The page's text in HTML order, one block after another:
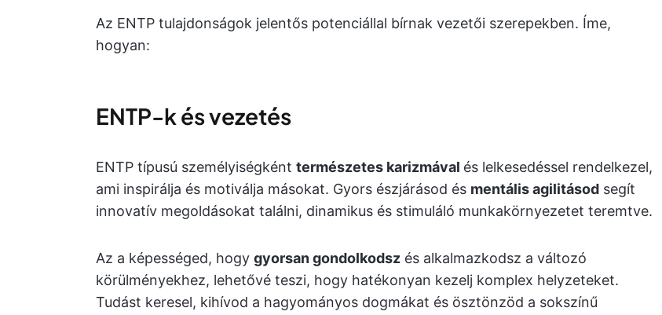
Az ENTP tulajdonságok jelentős potenciállal bírnak vezetői szerepekben. Íme,
hogyan:
ENTP-k és vezetés
ENTP típusú személyiségként természetes karizmával és lelkesedéssel rendelkezel,
ami inspirálja és motiválja másokat. Gyors észjárásod és mentális agilitásod segít
innovatív megoldásokat találni, dinamikus és stimuláló munkakörnyezetet teremtve.
Az a képességed, hogy gyorsan gondolkodsz és alkalmazkodsz a változó
körülményekhez, lehetővé teszi, hogy hatékonyan kezelj komplex helyzeteket.
Tudást keresel, kihívod a hagyományos dogmákat és ösztönzöd a sokszínű